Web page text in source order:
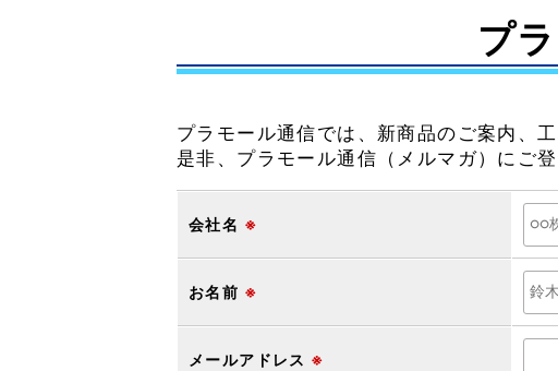
プ
プラモール通信では、新商品のご案内、
是非、プラモール通信（メルマガ）にご登
会社名 ※
お名前 ※
メールアドレス ※